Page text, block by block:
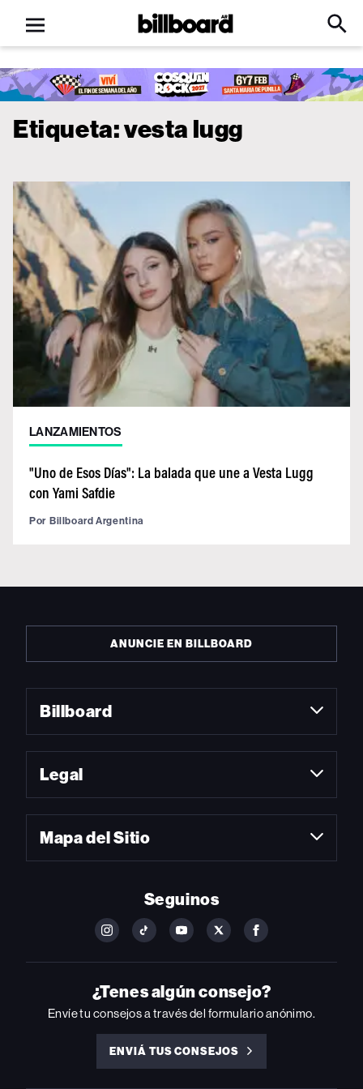
Open
menu
Billboard
Click
Input
Etiqueta:vesta lugg
LANZAMIENTOS
"Uno de Esos Días": La balada que une a Vesta Lugg
con Yami Safdie
Por Billboard Argentina
ANUNCIE EN BILLBOARD
Billboard
Legal
Mapa del Sitio
Seguinos
FOLLOW
ON
INSTAGRAM
FOLLOW
ON
YOUTUBE
FOLLOW
ON
YOUTUBE
FOLLOW
ON
FOLLOW
ON
FACEBOOK
¿Tenes algún consejo?
Envíe tu consejos a través del formulario anónimo.
ENVIÁ TUS CONSEJOS
ENVIÁ